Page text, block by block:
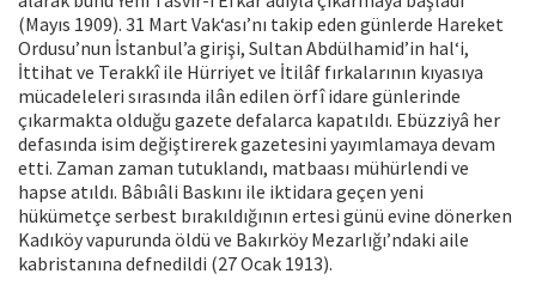
(Mayıs 1909). 31 Mart Vak‘ası’nı takip eden günlerde Hareket
Ordusu’nun İstanbul’a girişi, Sultan Abdülhamid’in hal‘i,
İttihat ve Terakkî ile Hürriyet ve İtilâf fırkalarının kıyasıya
mücadeleleri sırasında ilân edilen örfî idare günlerinde
çıkarmakta olduğu gazete defalarca kapatıldı. Ebüzziyâ her
defasında isim değiştirerek gazetesini yayımlamaya devam
etti. Zaman zaman tutuklandı, matbaası mühürlendi ve
hapse atıldı. Bâbıâli Baskını ile iktidara geçen yeni
hükümetçe serbest bırakıldığının ertesi günü evine dönerken
Kadıköy vapurunda öldü ve Bakırköy Mezarlığı’ndaki aile
kabristanına defnedildi (27 Ocak 1913).